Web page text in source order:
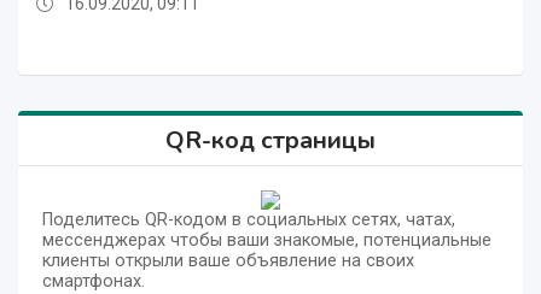
16.09.2020, 09:11
QR-код страницы
Поделитесь QR-кодом в социальных сетях, чатах,
мессенджерах чтобы ваши знакомые, потенциальные
клиенты открыли ваше объявление на своих
смартфонах.